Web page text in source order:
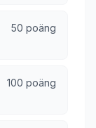
50 poäng
100 poäng